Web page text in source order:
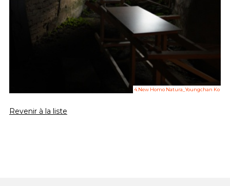
4.New Homo Natura_Youngchan Ko
Revenir à la liste